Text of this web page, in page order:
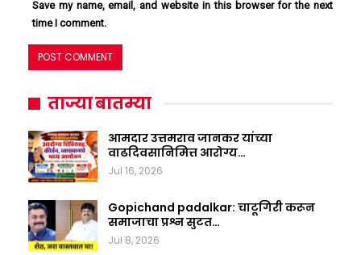
Save my name, email, and website in this browser for the next
time I comment.
ताज्या बातम्या
आमदार उत्तमराव जानकर यांच्या
वाढदिवसानिमित्त आरोग्य…
Jul 16, 2026
Gopichand padalkar: चाटूगिरी करून
समाजाचा प्रश्न सुटत…
Jul 8, 2026